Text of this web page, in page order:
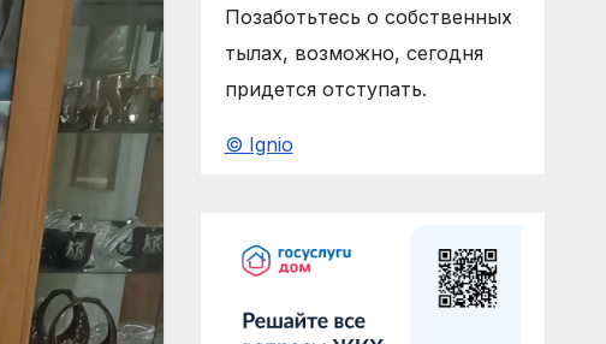
Позаботьтесь о собственных
тылах, возможно, сегодня
придется отступать.
© Ignio